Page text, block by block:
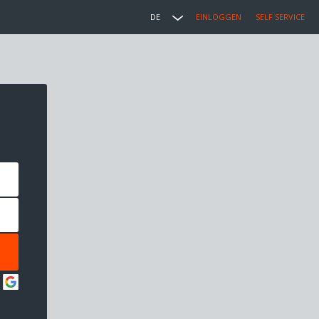
DE EINLOGGEN SELF SERVICE